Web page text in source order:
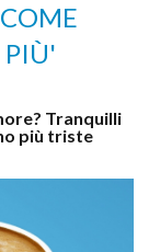
PIÙ'
Tranquilli
più triste